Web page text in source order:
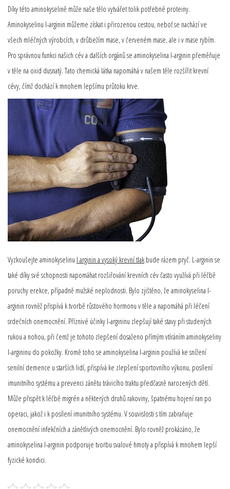
Díky této aminokyselině může naše tělo vytvářet tolik potřebné proteiny.
Aminokyselinu l-arginin můžeme získat i přirozenou cestou, neboť se nachází ve
všech mléčných výrobcích, v drůbežím mase, v červeném mase, ale i v mase rybím.
Pro správnou funkci našich cév a dalších orgánů se aminokyselina l-arginin přeměňuje
v těle na oxid dusnatý. Tato chemická látka napomáhá v našem těle rozšířit krevní
cévy, čímž dochází k mnohem lepšímu průtoku krve.
Vyzkoušejte aminokyselinu l arginin a vysoký krevní tlak bude rázem pryč. L-arginin se
také díky své schopnosti napomáhat rozšiřování krevních cév často využívá při léčbě
poruchy erekce, případně mužské neplodnosti. Bylo zjištěno, že aminokyselina l-
arginin rovněž přispívá k tvorbě růstového hormonu v těle a napomáhá při léčení
srdečních onemocnění. Příznivé účinky l-argininu zlepšují také stavy při studených
rukou a nohou, při čemž je tohoto zlepšení dosaženo přímým vtíráním aminokyseliny
l-argininu do pokožky. Kromě toho se aminokyselina l-arginin používá ke snížení
senilní demence u starších lidí, přispívá ke zlepšení sportovního výkonu, posílení
imunitního systému a prevenci zánětu trávicího traktu předčasně narozených dětí.
Může přispět k léčbě migrén a některých druhů rakoviny, špatnému hojení ran po
operaci, jakož i k posílení imunitního systému. V souvislosti s tím zabraňuje
onemocnění infekčních a zánětlivých onemocnění. Bylo rovněž prokázáno, že
aminokyselina l-arginin podporuje tvorbu svalové hmoty a přispívá k mnohem lepší
fyzické kondici.